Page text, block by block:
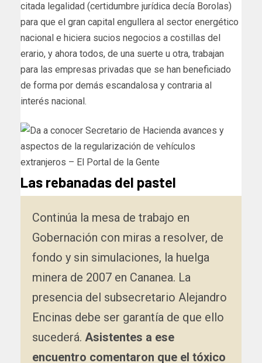
citada legalidad (certidumbre jurídica decía Borolas)
para que el gran capital engullera al sector energético
nacional e hiciera sucios negocios a costillas del
erario, y ahora todos, de una suerte u otra, trabajan
para las empresas privadas que se han beneficiado
de forma por demás escandalosa y contraria al
interés nacional.
Las rebanadas del pastel
Continúa la mesa de trabajo en
Gobernación con miras a resolver, de
fondo y sin simulaciones, la huelga
minera de 2007 en Cananea. La
presencia del subsecretario Alejandro
Encinas debe ser garantía de que ello
sucederá. Asistentes a ese
encuentro comentaron que el tóxico